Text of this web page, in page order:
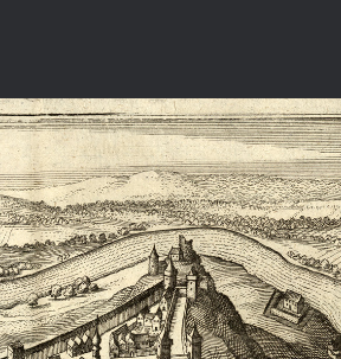
DER RHEIN VON BASEL BIS KOBLENZ